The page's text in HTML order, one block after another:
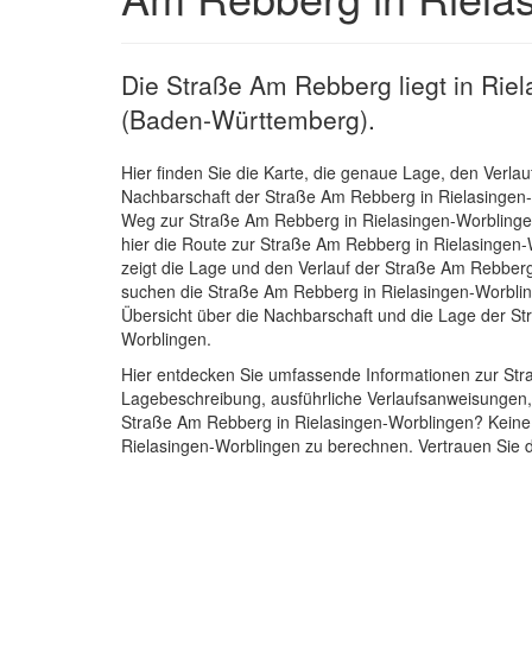
Die Straße Am Rebberg liegt in
(Baden-Württemberg).
Hier finden Sie die Karte, die genaue Lage, den
Nachbarschaft der Straße Am Rebberg in
Weg zur Straße Am Rebberg in Rielasingen-
hier die Route zur Straße Am Rebberg in
zeigt die Lage und den Verlauf der Straße Am
suchen die Straße Am Rebberg in Rielasingen-
Übersicht über die Nachbarschaft und die Lage der
Worblingen.
Hier entdecken Sie umfassende Informationen zur
Lagebeschreibung, ausführliche
Straße Am Rebberg in Rielasingen-Worblingen?
Rielasingen-Worblingen zu berechnen. Vertrauen